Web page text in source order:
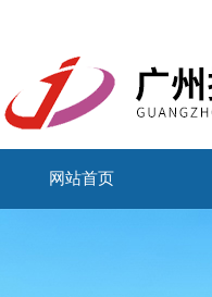
网站首页